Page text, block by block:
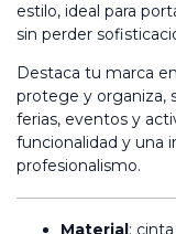
estilo, ideal para
sin perder
Destaca tu marca
protege y organiza,
ferias, eventos y
funcionalidad y una
profesionalismo.
Material: